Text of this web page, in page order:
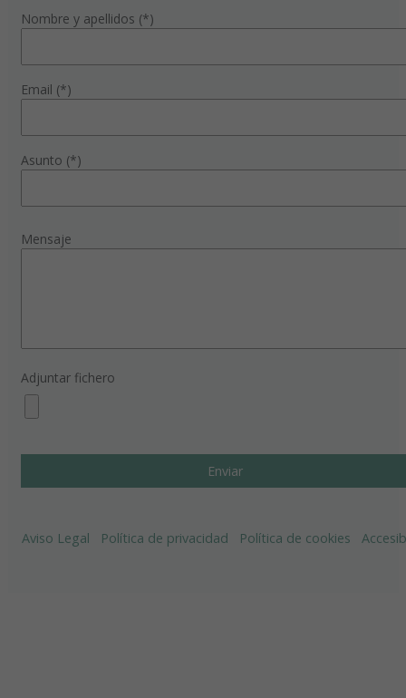
Nombre y apellidos (*)
Email (*)
Asunto (*)
Mensaje
Adjuntar fichero
Aviso Legal Política de privacidad Política de cookies